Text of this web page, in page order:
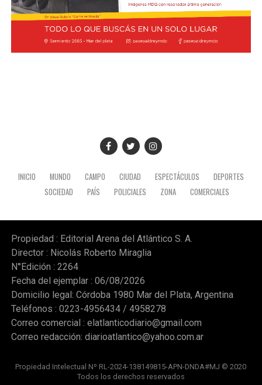
INICIO MUNDO CAMPO CIUDAD ESPECTÁCULOS
DEPORTES
SOCIEDAD
PAÍS POLICIALES ZONA COMERCIALES
Propiedad : Editorial Arena del Atlántico S. A.
Director : Nicolás Roberto Miraglia
N°Edición : 2264
Fecha del ejemplar : 06/08/2026
Domicilio legal: Córdoba 1980 Mar del Plata, Argentina
Teléfonos : 0223-4956434 / 4958278
Correo comercial : elatlanticodiario@gmail.com
Correo redacción: diarioatlantico@yahoo.com.ar
Propiedad Intelectual Nº RL-2024-138149815-APN-DNDA#MJ © 2020
Todos los derechos reservados